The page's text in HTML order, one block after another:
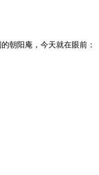
朝阳庵，今天就在眼前：